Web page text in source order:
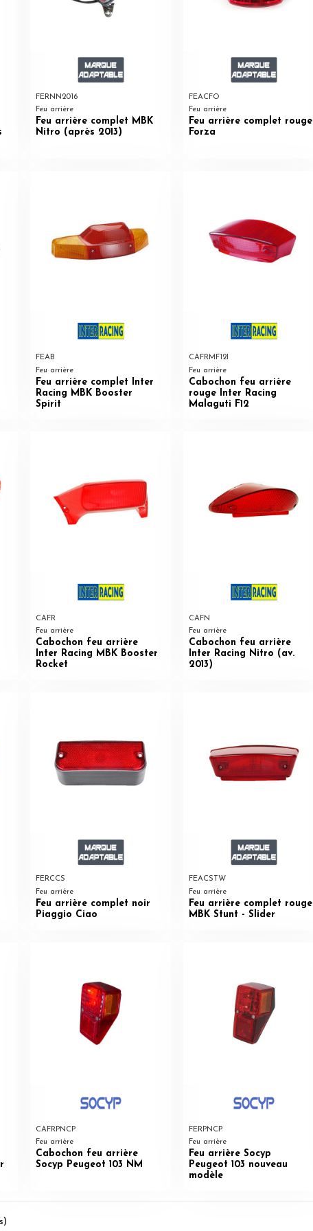
FERNN2016
Feu arrière
Feu arrière complet MBK
Nitro (après 2013)
FEACFO
Feu arrière
Feu arrière complet rouge
Forza
FEAB
Feu arrière
Feu arrière complet Inter
Racing MBK Booster
Spirit
CAFRMF12I
Feu arrière
Cabochon feu arrière
rouge Inter Racing
Malaguti F12
CAFR
Feu arrière
Cabochon feu arrière
Inter Racing MBK Booster
Rocket
CAFN
Feu arrière
Cabochon feu arrière
Inter Racing Nitro (av.
2013)
FERCCS
Feu arrière
Feu arrière complet noir
Piaggio Ciao
FEACSTW
Feu arrière
Feu arrière complet rouge
MBK Stunt - Slider
CAFRPNCP
Feu arrière
Cabochon feu arrière
Socyp Peugeot 103 NM
FERPNCP
Feu arrière
Feu arrière Socyp
Peugeot 103 nouveau
modèle